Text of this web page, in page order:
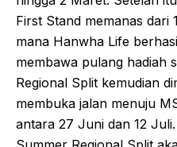
First Stand memanas dari
mana Hanwha Life
membawa pulang hadiah
Regional Split kemudian
membuka jalan menuju
antara 27 Juni dan 12